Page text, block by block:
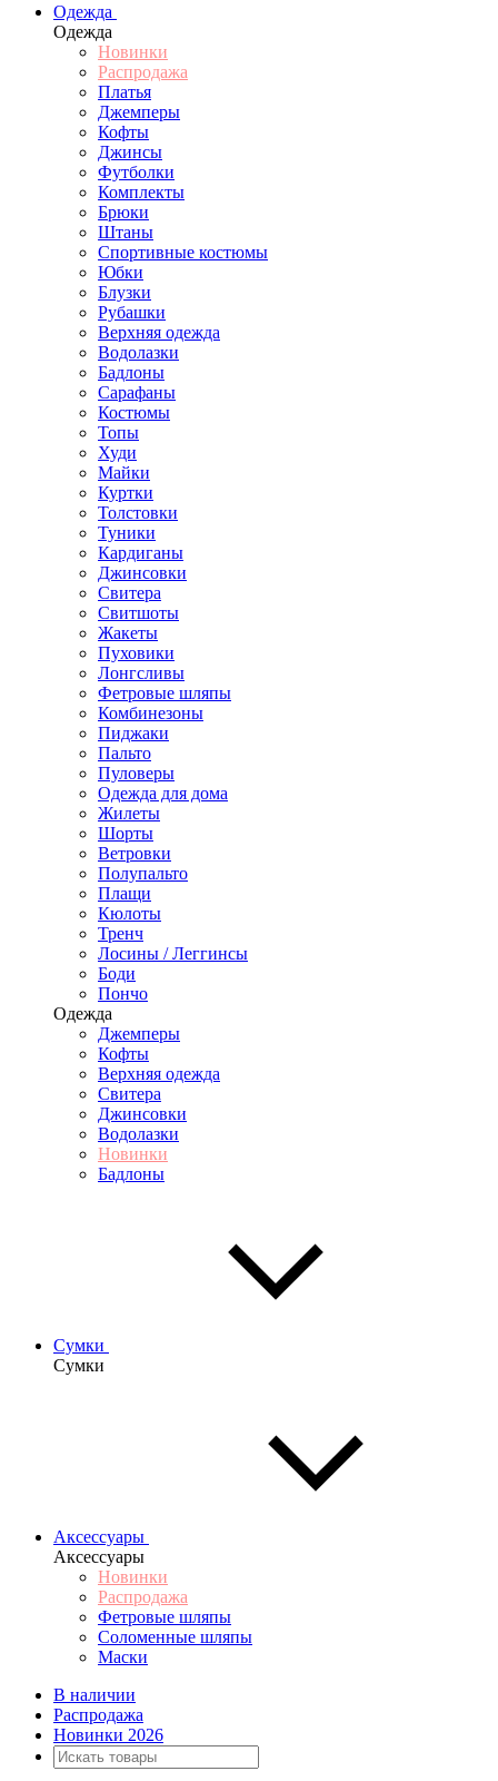
Одежда
Одежда
Новинки
Распродажа
Платья
Джемперы
Кофты
Джинсы
Футболки
Комплекты
Брюки
Штаны
Спортивные костюмы
Юбки
Блузки
Рубашки
Верхняя одежда
Водолазки
Бадлоны
Сарафаны
Костюмы
Топы
Худи
Майки
Куртки
Толстовки
Туники
Кардиганы
Джинсовки
Свитера
Свитшоты
Жакеты
Пуховики
Лонгсливы
Фетровые шляпы
Комбинезоны
Пиджаки
Пальто
Пуловеры
Одежда для дома
Жилеты
Шорты
Ветровки
Полупальто
Плащи
Кюлоты
Тренч
Лосины / Леггинсы
Боди
Пончо
Одежда
Джемперы
Кофты
Верхняя одежда
Свитера
Джинсовки
Водолазки
Новинки
Бадлоны
Сумки
Сумки
Аксессуары
Аксессуары
Новинки
Распродажа
Фетровые шляпы
Соломенные шляпы
Маски
В наличии
Распродажа
Новинки 2026